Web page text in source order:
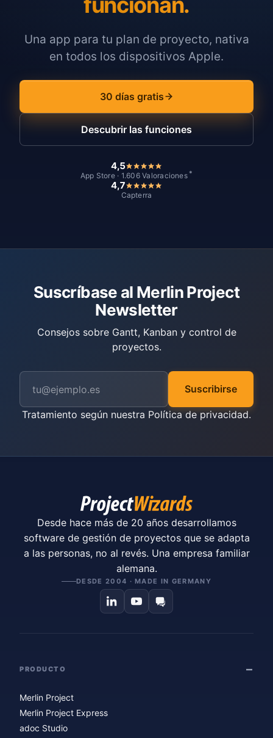
Una app para tu plan de proyecto, nativa
en todos los dispositivos Apple.
30 días gratis
Descubrir las funciones
4,5
App Store · 1.606 Valoraciones *
4,7
Capterra
Suscríbase al Merlin Project
Newsletter
Consejos sobre Gantt, Kanban y control de
proyectos.
Suscribirse
Tratamiento según nuestra Política de privacidad.
Desde hace más de 20 años desarrollamos
software de gestión de proyectos que se adapta
a las personas, no al revés. Una empresa familiar
alemana.
DESDE 2004 · MADE IN GERMANY
PRODUCTO
Merlin Project
Merlin Project Express
adoc Studio